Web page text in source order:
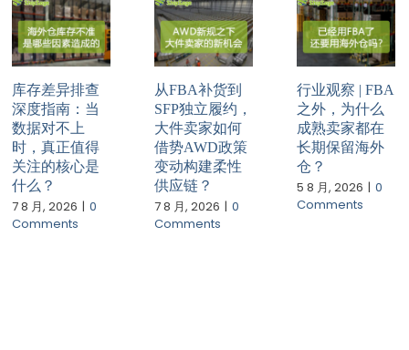
库存差异排查
深度指南：当
数据对不上
时，真正值得
关注的核心是
什么？
7 8 月, 2026 | 0
Comments
从FBA补货到
SFP独立履约，
大件卖家如何
借势AWD政策
变动构建柔性
供应链？
7 8 月, 2026 | 0
Comments
行业观察 | FBA
之外，为什么
成熟卖家都在
长期保留海外
仓？
5 8 月, 2026 | 0
Comments